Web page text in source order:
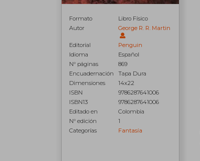
Formato
Libro Físico
Autor
George R. R. Martin
Editorial
Penguin
Idioma
Español
N° páginas
869
Encuadernación
Tapa Dura
Dimensiones
14x22
ISBN
9786287641006
ISBN13
9786287641006
Editado en
Colombia
N° edición
1
Categorías
Fantasía